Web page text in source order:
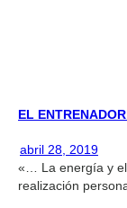
EL
abril 28, 2019
«… La energía y el
realización